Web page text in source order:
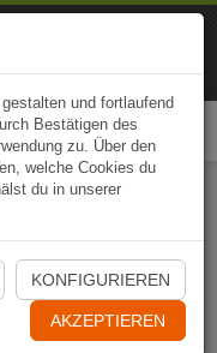
öffnen
und fortlaufend
Bestätigen des
zu. Über den
welche Cookies du
du in unserer
KONFIGURIEREN
AKZEPTIEREN